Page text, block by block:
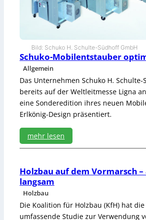
t
a
s
t
a
t
e
i
Bild: Schuko H. Schulte-Südhoff GmbH
Schuko-Mobilentstauber
Allgemein
Das Unternehmen Schuko H. Schulte-
bereits auf der Weltleitmesse Ligna
eine Sonderedition ihres neuen
Erlkönig-Design präsentiert.
mehr lesen
:
c
h
u
o
-
Holzbau auf dem Vormarsch –
langsam
Holzbau
Die Koalition für Holzbau (KfH) hat
umfassende Studie zur Verwendung